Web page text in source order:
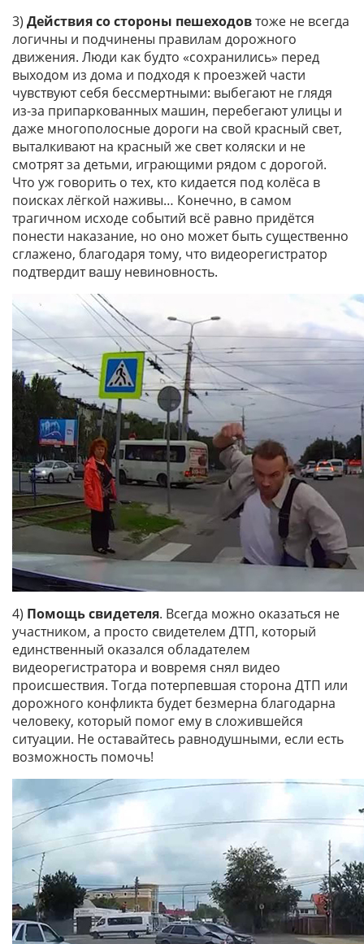
3) Действия со стороны пешеходовтоже не всегда
логичны и подчинены правилам дорожного
движения. Люди как будто «сохранились» перед
выходом из дома и подходя к проезжей части
чувствуют себя бессмертными: выбегают не глядя
из-за припаркованных машин, перебегают улицы и
даже многополосные дороги на свой красный свет,
выталкивают на красный же свет коляски и не
смотрят за детьми, играющими рядом с дорогой.
Что уж говорить о тех, кто кидается под колёса в
поисках лёгкой наживы… Конечно, в самом
трагичном исходе событий всё равно придётся
понести наказание, но оно может быть существенно
сглажено, благодаря тому, что видеорегистратор
подтвердит вашу невиновность.
4) Помощь свидетеля. Всегда можно оказаться не
участником, а просто свидетелем ДТП, который
единственный оказался обладателем
видеорегистратора и вовремя снял видео
происшествия. Тогда потерпевшая сторона ДТП или
дорожного конфликта будет безмерна благодарна
человеку, который помог ему в сложившейся
ситуации. Не оставайтесь равнодушными, если есть
возможность помочь!